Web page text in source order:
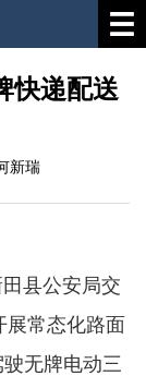
快递配送
新瑞
县公安局交
展常态化路面
无牌电动三